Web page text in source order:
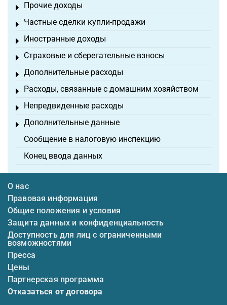
Прочие доходы
Toggle menu
Частные сделки купли-продажи
Toggle menu
Иностранные доходы
Toggle menu
Страховые и сберегательные взносы
Toggle menu
Дополнительные расходы
Toggle menu
Расходы, связанные с домашним хозяйством
Toggle menu
Непредвиденные расходы
Toggle menu
Дополнительные данные
Toggle menu
Сообщение в налоговую инспекцию
Конец ввода данных
О нас
Правовая информация
Общие положения и условия
Защита данных и конфиденциальность
Доступность для лиц с ограниченными
возможностями
Пресса
Цены
Партнерская программа
Отказаться от договора